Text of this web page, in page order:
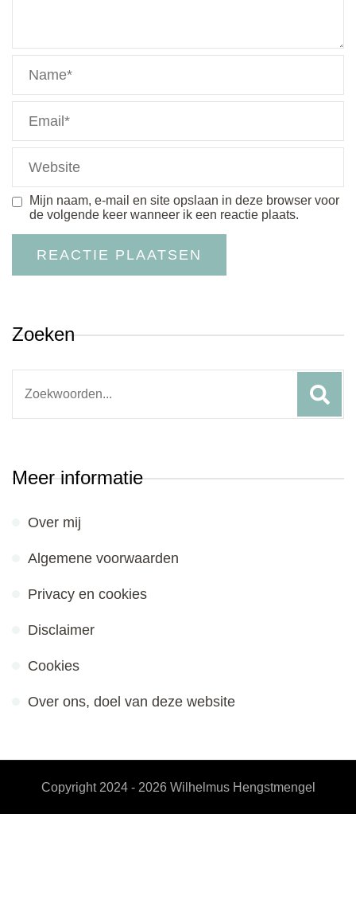
Mijn naam, e-mail en site opslaan in deze browser voor
de volgende keer wanneer ik een reactie plaats.
Zoeken
Meer informatie
Over mij
Algemene voorwaarden
Privacy en cookies
Disclaimer
Cookies
Over ons, doel van deze website
Copyright 2024 - 2026 Wilhelmus Hengstmengel